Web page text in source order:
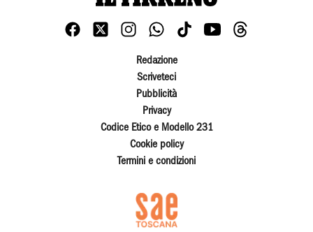
Redazione
Scriveteci
Pubblicità
Privacy
Codice Etico e Modello 231
Cookie policy
Termini e condizioni